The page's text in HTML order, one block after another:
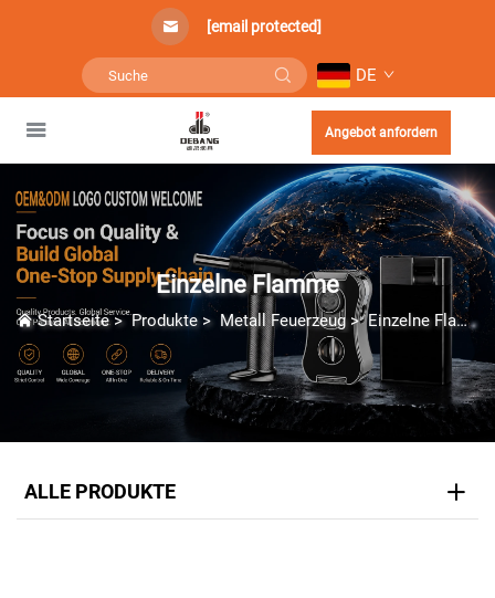
[email protected]
DE
Angebot anfordern
Einzelne Flamme
Startseite>Produkte> Metall Feuerzeug>Einzelne Flamme
ALLE PRODUKTE